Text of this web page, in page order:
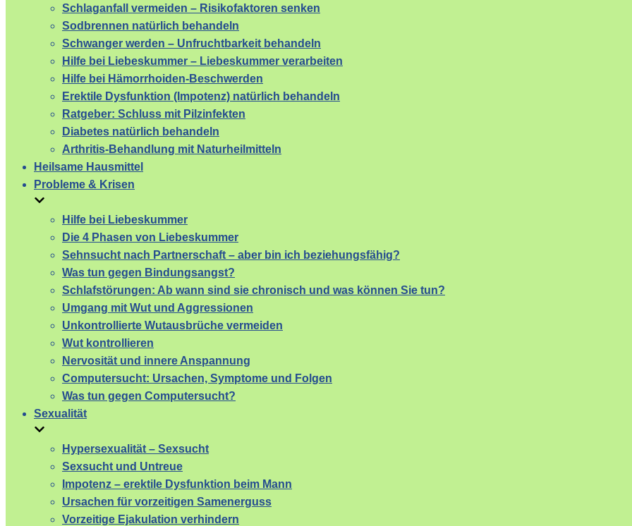
Schlaganfall vermeiden – Risikofaktoren senken
Sodbrennen natürlich behandeln
Schwanger werden – Unfruchtbarkeit behandeln
Hilfe bei Liebeskummer – Liebeskummer verarbeiten
Hilfe bei Hämorrhoiden-Beschwerden
Erektile Dysfunktion (Impotenz) natürlich behandeln
Ratgeber: Schluss mit Pilzinfekten
Diabetes natürlich behandeln
Arthritis-Behandlung mit Naturheilmitteln
Heilsame Hausmittel
Probleme & Krisen
Hilfe bei Liebeskummer
Die 4 Phasen von Liebeskummer
Sehnsucht nach Partnerschaft – aber bin ich beziehungsfähig?
Was tun gegen Bindungsangst?
Schlafstörungen: Ab wann sind sie chronisch und was können Sie tun?
Umgang mit Wut und Aggressionen
Unkontrollierte Wutausbrüche vermeiden
Wut kontrollieren
Nervosität und innere Anspannung
Computersucht: Ursachen, Symptome und Folgen
Was tun gegen Computersucht?
Sexualität
Hypersexualität – Sexsucht
Sexsucht und Untreue
Impotenz – erektile Dysfunktion beim Mann
Ursachen für vorzeitigen Samenerguss
Vorzeitige Ejakulation verhindern